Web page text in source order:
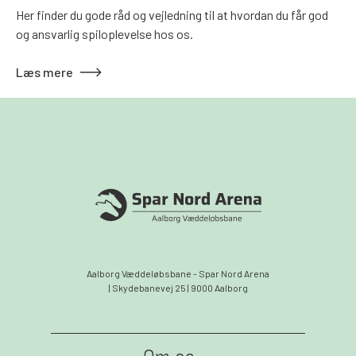
Her finder du gode råd og vejledning til at hvordan du får god
og ansvarlig spiloplevelse hos os.
Læs mere
Aalborg Væddeløbsbane - Spar Nord Arena
| Skydebanevej 25 | 9000 Aalborg